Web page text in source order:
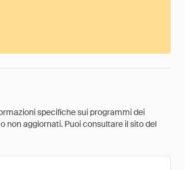
specifiche sui programmi dei
non aggiornati. Puoi consultare il sito del